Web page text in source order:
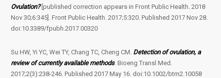
Ovulation?[published correction appears in Front Public Health. 2018
Nov 30;6:345]. Front Public Health. 2017;5:320. Published 2017 Nov 28.
doi:10.3389/fpubh.2017.00320
Su HW, Yi YC, Wei TY, Chang TC, Cheng CM. Detection of ovulation, a
review of currently available methods. Bioeng Transl Med.
2017;2(3):238-246. Published 2017 May 16. doi:10.1002/btm2.10058